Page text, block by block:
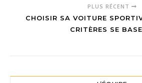
PLUS RÉCENT
CHOISIR SA VOITURE
CRITÈRES SE